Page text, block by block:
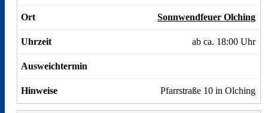
Sonnwendfeuer Olching
ab ca. 18:00 Uhr
Pfarrstraße 10 in Olching